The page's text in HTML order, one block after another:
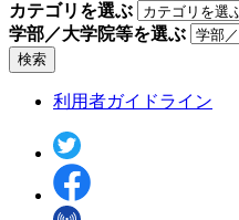
カテゴリを選ぶ
学部／大学院等を選ぶ
検索
利用者ガイドライン